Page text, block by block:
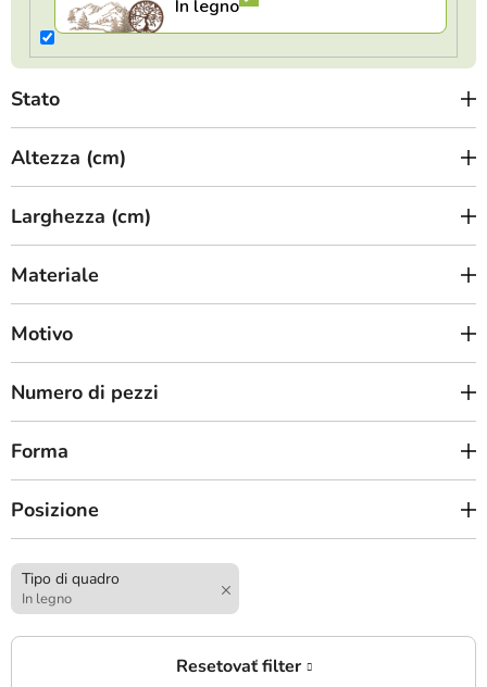
o
d
o
t
t
i
Stato
Altezza (cm)
Larghezza (cm)
Materiale
Motivo
Numero di pezzi
Forma
Posizione
Tipo di quadro
In legno